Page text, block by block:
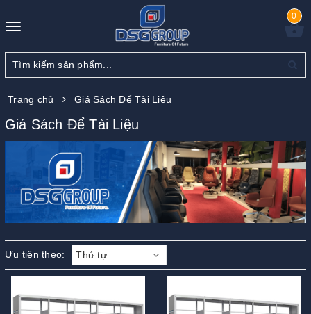
Toggle
0
Trang chủ Giá Sách Để Tài Liệu
Giá Sách Để Tài Liệu
Ưu tiên theo: Thứ tự